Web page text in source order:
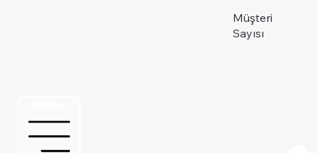
Müşteri
Sayısı